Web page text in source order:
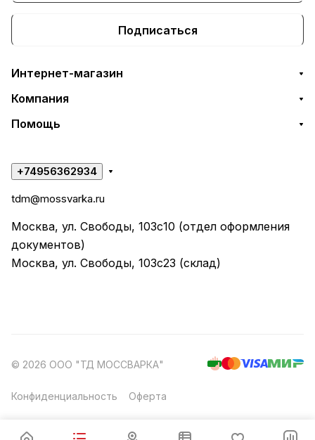
Подписаться
Интернет-магазин
Компания
Помощь
+74956362934
tdm@mossvarka.ru
Москва, ул. Свободы, 103с10 (отдел оформления
документов)
Москва, ул. Свободы, 103с23 (склад)
© 2026 ООО "ТД МОССВАРКА"
Конфиденциальность Оферта